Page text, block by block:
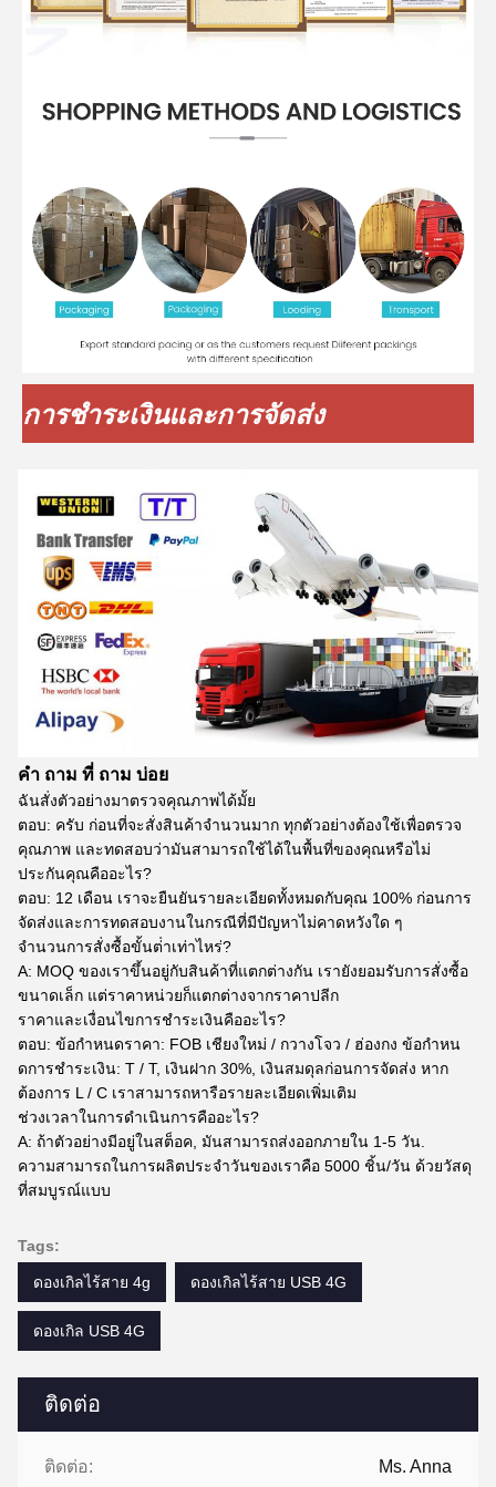
ติดต่อ
ติดต่อ: Ms. Anna
การชําระเงินและการจัดส่ง
คํา ถาม ที่ ถาม บ่อย
ฉันสั่งตัวอย่างมาตรวจคุณภาพได้มั้ย
ตอบ: ครับ ก่อนที่จะสั่งสินค้าจํานวนมาก ทุกตัวอย่างต้องใช้เพื่อตรวจ
คุณภาพ และทดสอบว่ามันสามารถใช้ได้ในพื้นที่ของคุณหรือไม่
ประกันคุณคืออะไร?
ตอบ: 12 เดือน เราจะยืนยันรายละเอียดทั้งหมดกับคุณ 100% ก่อนการ
จัดส่งและการทดสอบงานในกรณีที่มีปัญหาไม่คาดหวังใด ๆ
จํานวนการสั่งซื้อขั้นต่ําเท่าไหร่?
A: MOQ ของเราขึ้นอยู่กับสินค้าที่แตกต่างกัน เรายังยอมรับการสั่งซื้อ
ขนาดเล็ก แต่ราคาหน่วยก็แตกต่างจากราคาปลีก
ราคาและเงื่อนไขการชําระเงินคืออะไร?
ตอบ: ข้อกําหนดราคา: FOB เชียงใหม่ / กวางโจว / ฮ่องกง ข้อกําหน
ดการชําระเงิน: T / T, เงินฝาก 30%, เงินสมดุลก่อนการจัดส่ง หาก
ต้องการ L / C เราสามารถหารือรายละเอียดเพิ่มเติม
ช่วงเวลาในการดําเนินการคืออะไร?
A: ถ้าตัวอย่างมีอยู่ในสต็อค, มันสามารถส่งออกภายใน 1-5 วัน.
ความสามารถในการผลิตประจําวันของเราคือ 5000 ชิ้น/วัน ด้วยวัสดุ
ที่สมบูรณ์แบบ
Tags:
ดองเกิลไร้สาย 4g ดองเกิลไร้สาย USB 4G
ดองเกิล USB 4G